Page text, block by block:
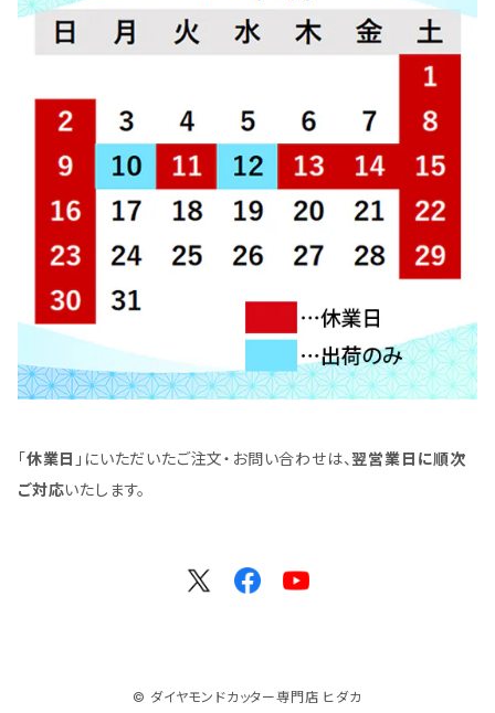
「休業日 」にいただいたご注文・お問い合わせは、翌営業日に順次
ご対応いたします。
© ダイヤモンドカッター専門店 ヒダカ